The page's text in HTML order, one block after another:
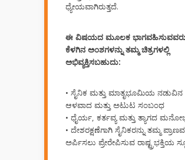
ಧ್ಯೇಯವಾಗಿರುತ್ತದೆ.
ಈ ವಿಷಯದ ಮೂಲಕ
ಕೆಳಗಿನ ಅಂಶಗಳನ್ನು ತಮ್ಮ ಚಿತ್ರಗಳಲ್ಲಿ
ಅಭಿವ್ಯಕ್ತಿಸಬಹುದು:
• ಸೈನಿಕ ಮತ್ತು ಮಾತೃಭೂಮಿಯ ನಡುವಿನ
ಆಳವಾದ ಮತ್ತು ಅಟುಟ ಸಂಬಂಧ
• ಧೈರ್ಯ, ಕರ್ತವ್ಯ ಮತ್ತು ತ್ಯಾಗದ
• ದೇಶರಕ್ಷಣೆಗಾಗಿ ಸೈನಿಕರನ್ನು ತಮ್ಮ
ಅರ್ಪಿಸಲು ಪ್ರೇರೇಪಿಸುವ ರಾಷ್ಟ್ರಭಕ್ತಿಯ